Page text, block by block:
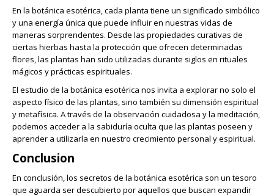
En la botánica esotérica, cada planta tiene un significado simbólico
y una energía única que puede influir en nuestras vidas de
maneras sorprendentes. Desde las propiedades curativas de
ciertas hierbas hasta la protección que ofrecen determinadas
flores, las plantas han sido utilizadas durante siglos en rituales
mágicos y prácticas espirituales.
El estudio de la botánica esotérica nos invita a explorar no solo el
aspecto físico de las plantas, sino también su dimensión espiritual
y metafísica. A través de la observación cuidadosa y la meditación,
podemos acceder a la sabiduría oculta que las plantas poseen y
aprender a utilizarla en nuestro crecimiento personal y espiritual.
Conclusion
En conclusión, los secretos de la botánica esotérica son un tesoro
que aguarda ser descubierto por aquellos que buscan expandir